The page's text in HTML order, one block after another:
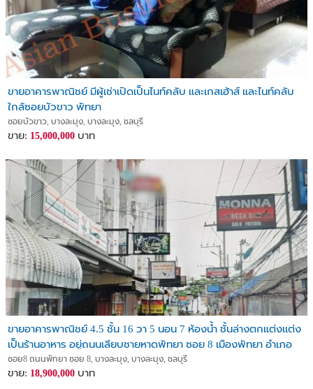
ขายอาคารพาณิชย์ มีผู้เช่าเปิดเป็นไนท์คลับ และเกสเฮ้าส์ และไนท์คลับ
ใกล้ซอยบัวขาว พัทยา
ซอยบัวขาว, บางละมุง, บางละมุง, ชลบุรี
ขาย: 15,000,000 บาท
ขายอาคารพาณิชย์ 4.5 ชั้น 16 วา 5 นอน 7 ห้องน้ำ ชั้นล่างตกแต่งเเต่ง
เป็นร้านอาหาร อยู่ถนนเลียบชายหาดพัทยา ซอย 8 เมืองพัทยา อำเภอ
บางละมุง จังหวัดชลบุรี
ซอย8 ถนนพัทยา ซอย 8, บางละมุง, บางละมุง, ชลบุรี
ขาย: 18,900,000 บาท